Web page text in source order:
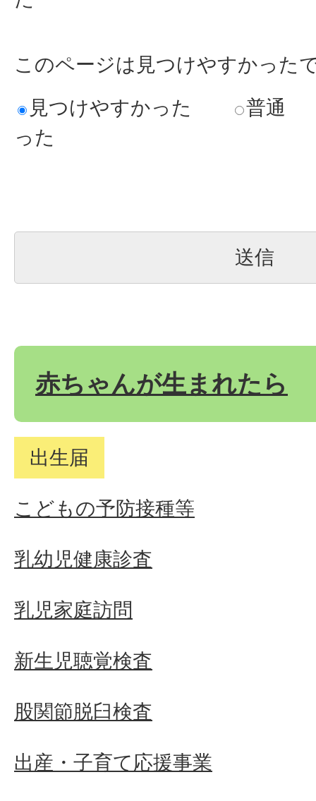
このページは見つけやすかった
見つけやすかった
普通
った
赤ちゃんが生まれたら
出生届
こどもの予防接種等
乳幼児健康診査
乳児家庭訪問
新生児聴覚検査
股関節脱臼検査
出産・子育て応援事業